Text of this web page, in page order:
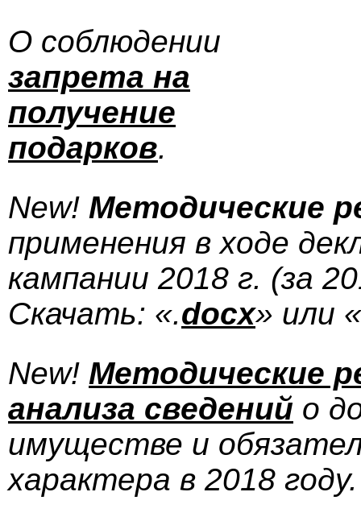
О соблюдении
запрета на
получение
подарков.
New! Методические
применения в ходе
кампании 2018 г. (за
Скачать: «.docx» или
New! Методические
анализа сведений о
имуществе и
характера в 2018 году.